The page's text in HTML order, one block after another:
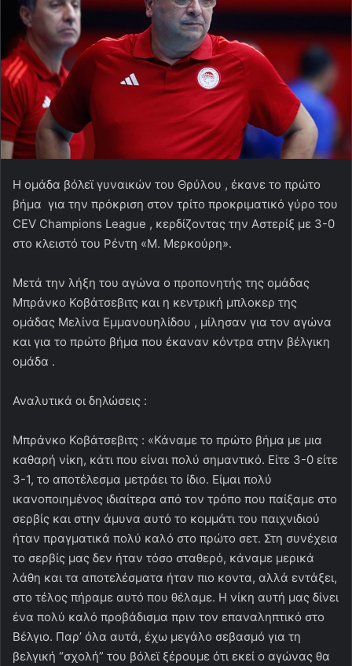
H ομάδα βόλεϊ γυναικών του Θρύλου , έκανε το πρώτο
βήμα για την πρόκριση στον τρίτο προκριματικό γύρο του
CEV Champions League , κερδίζοντας την Αστερίξ με 3-0
στο κλειστό του Ρέντη «Μ. Μερκούρη».
Μετά την λήξη του αγώνα ο προπονητής της ομάδας
Μπράνκο Κοβάτσεβιτς και η κεντρική μπλοκερ της
ομάδας Μελίνα Εμμανουηλίδου , μίλησαν για τον αγώνα
και για το πρώτο βήμα που έκαναν κόντρα στην βέλγικη
ομάδα .
Αναλυτικά οι δηλώσεις :
Μπράνκο Κοβάτσεβιτς : «Κάναμε το πρώτο βήμα με μια
καθαρή νίκη, κάτι που είναι πολύ σημαντικό. Είτε 3-0 είτε
3-1, το αποτέλεσμα μετράει το ίδιο. Είμαι πολύ
ικανοποιημένος ιδιαίτερα από τον τρόπο που παίξαμε στο
σερβίς και στην άμυνα αυτό το κομμάτι του παιχνιδιού
ήταν πραγματικά πολύ καλό στο πρώτο σετ. Στη συνέχεια
το σερβίς μας δεν ήταν τόσο σταθερό, κάναμε μερικά
λάθη και τα αποτελέσματα ήταν πιο κοντα, αλλά εντάξει,
στο τέλος πήραμε αυτό που θέλαμε. Η νίκη αυτή μας δίνει
ένα πολύ καλό προβάδισμα πριν τον επαναληπτικό στο
Βέλγιο. Παρ’ όλα αυτά, έχω μεγάλο σεβασμό για τη
βελγική “σχολή” του βόλεϊ ξέρουμε ότι εκεί ο αγώνας θα